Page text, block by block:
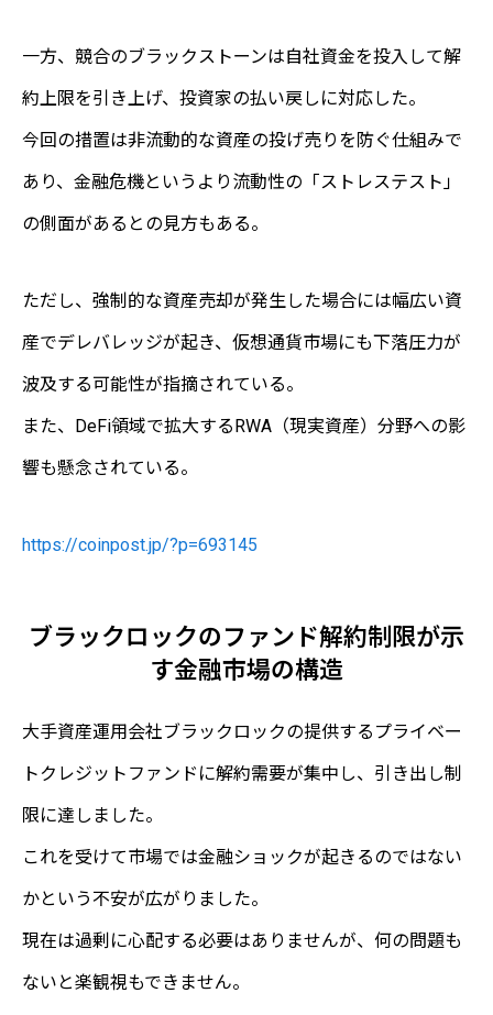
一方、競合のブラックストーンは自社資金を投入して解
約上限を引き上げ、投資家の払い戻しに対応した。
今回の措置は非流動的な資産の投げ売りを防ぐ仕組みで
あり、金融危機というより流動性の「ストレステスト」
の側面があるとの見方もある。
ただし、強制的な資産売却が発生した場合には幅広い資
産でデレバレッジが起き、仮想通貨市場にも下落圧力が
波及する可能性が指摘されている。
また、DeFi領域で拡大するRWA（現実資産）分野への影
響も懸念されている。
https://coinpost.jp/?p=693145
ブラックロックのファンド解約制限が示
す金融市場の構造
大手資産運用会社ブラックロックの提供するプライベー
トクレジットファンドに解約需要が集中し、引き出し制
限に達しました。
これを受けて市場では金融ショックが起きるのではない
かという不安が広がりました。
現在は過剰に心配する必要はありませんが、何の問題も
ないと楽観視もできません。